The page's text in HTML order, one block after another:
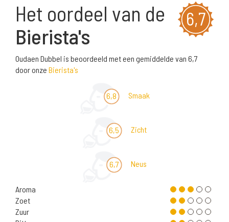
6,7
Het oordeel van de
Bierista's
Oudaen Dubbel is beoordeeld met een gemiddelde van 6,7
door onze Bierista's
6,8 Smaak
6,5 Zicht
6,7 Neus
Aroma
Zoet
Zuur